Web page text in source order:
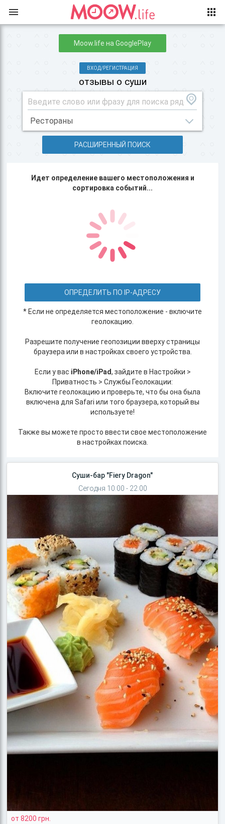
Moow.life на GooglePlay
ВХОД/РЕГИСТРАЦИЯ
отзывы о суши
РАСШИРЕННЫЙ ПОИСК
Идет определение вашего местоположения и
сортировка событий...
ОПРЕДЕЛИТЬ ПО IP-АДРЕСУ
* Если не определяется местоположение - включите
геолокацию.
Разрешите получение геопозиции вверху страницы
браузера или в настройках своего устройства.
Если у вас iPhone/iPad, зайдите в Настройки >
Приватность > Службы Геолокации:
Включите геолокацию и проверьте, что бы она была
включена для Safari или того браузера, который вы
используете!
Также вы можете просто ввести свое местоположение
в настройках поиска.
Суши-бар "Fiery Dragon"
Сегодня 10:00 - 22:00
от 8200 грн.